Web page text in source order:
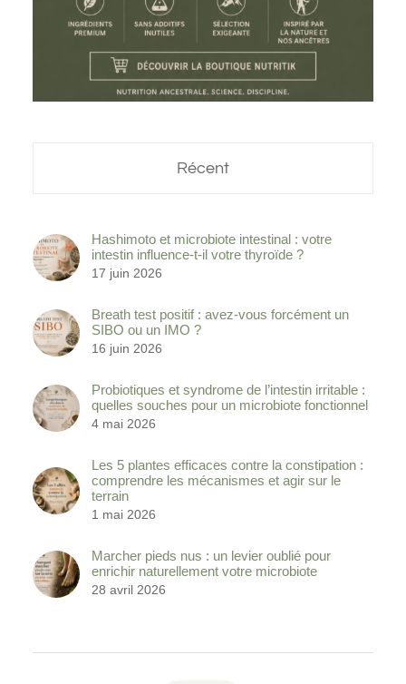
Récent
Hashimoto et microbiote intestinal : votre
intestin influence-t-il votre thyroïde ?
17 juin 2026
Breath test positif : avez-vous forcément un
SIBO ou un IMO ?
16 juin 2026
Probiotiques et syndrome de l’intestin irritable :
quelles souches pour un microbiote fonctionnel
4 mai 2026
Les 5 plantes efficaces contre la constipation :
comprendre les mécanismes et agir sur le
terrain
1 mai 2026
Marcher pieds nus : un levier oublié pour
enrichir naturellement votre microbiote
28 avril 2026